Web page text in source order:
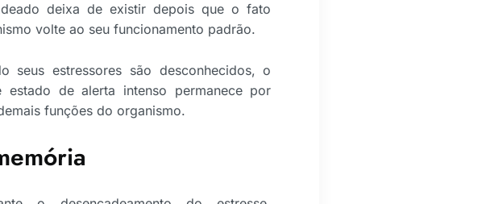
deixa de existir depois que o fato
volte ao seu funcionamento padrão.
estressores são desconhecidos, o
de alerta intenso permanece por
funções do organismo.